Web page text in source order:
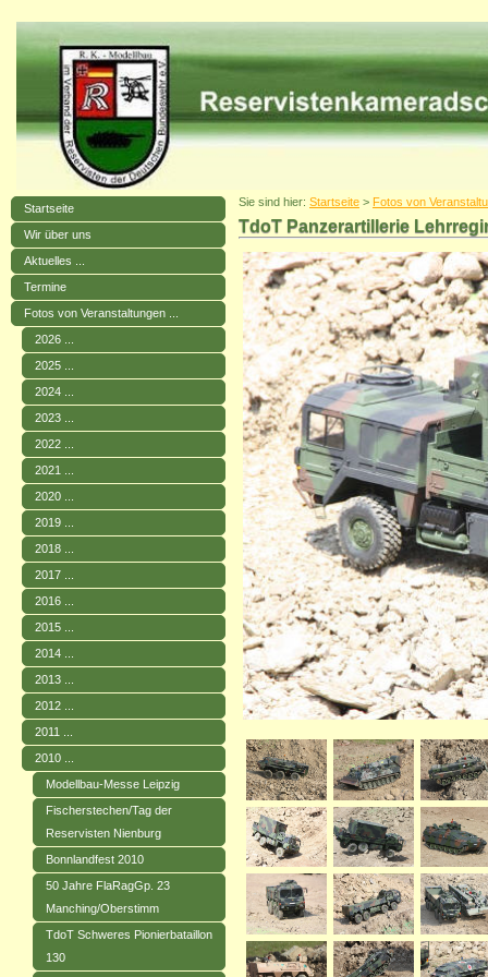
Startseite
Wir über uns
Aktuelles ...
Termine
Fotos von Veranstaltungen ...
2026 ...
2025 ...
2024 ...
2023 ...
2022 ...
2021 ...
2020 ...
2019 ...
2018 ...
2017 ...
2016 ...
2015 ...
2014 ...
2013 ...
2012 ...
2011 ...
2010 ...
Modellbau-Messe Leipzig
Fischerstechen/Tag der
Reservisten Nienburg
Bonnlandfest 2010
50 Jahre FlaRagGp. 23
Manching/Oberstimm
TdoT Schweres Pionierbataillon
130
Sie sind hier: Startseite > Fotos von
TdoT Panzerartillerie